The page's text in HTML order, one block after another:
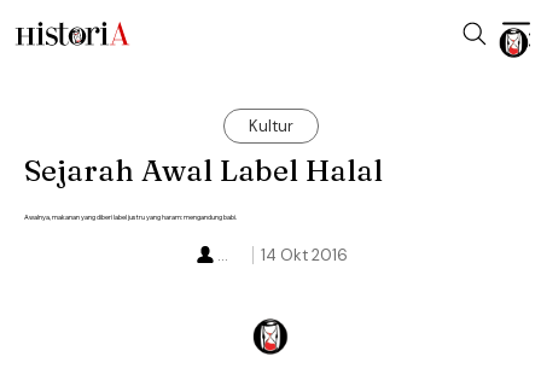
Kultur
Sejarah Awal Label Halal
Awalnya, makanan yang diberi label justru yang haram: mengandung babi.
14 Okt 2016
...